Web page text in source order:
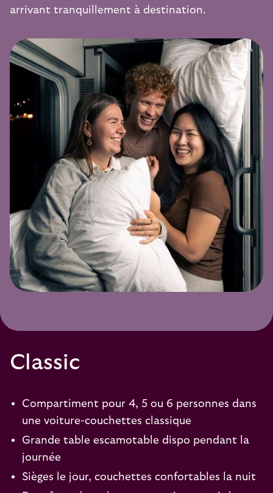
arrivant tranquillement à destination.
Classic
Compartiment pour 4, 5 ou 6 personnes dans
une voiture-couchettes classique
Grande table escamotable dispo pendant la
journée
Sièges le jour, couchettes confortables la nuit